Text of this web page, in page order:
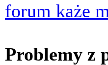
forum każe
Problemy z